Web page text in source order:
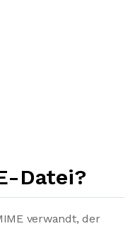
Datei?
verwandt, der